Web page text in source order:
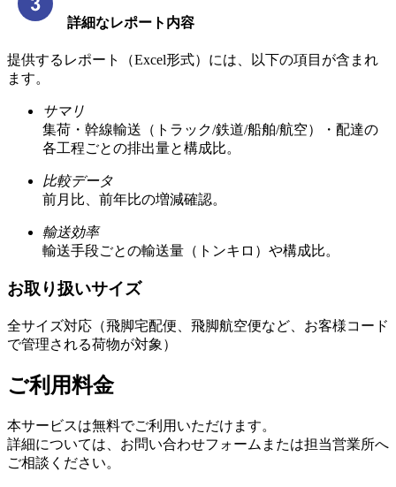
詳細なレポート内容
提供するレポート（Excel形式）には、以下の項目が含まれ
ます。
サマリ
集荷・幹線輸送（トラック/鉄道/船舶/航空）・配達の
各工程ごとの排出量と構成比。
比較データ
前月比、前年比の増減確認。
輸送効率
輸送手段ごとの輸送量（トンキロ）や構成比。
お取り扱いサイズ
全サイズ対応（飛脚宅配便、飛脚航空便など、お客様コード
で管理される荷物が対象）
ご利用料金
本サービスは無料でご利用いただけます。
詳細については、お問い合わせフォームまたは担当営業所へ
ご相談ください。